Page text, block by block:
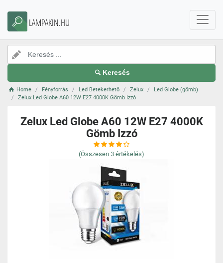
LAMPAKIN.HU
Keresés
Home Fényforrás Led Betekerhető Zelux
Led Globe (gömb)
Zelux Led Globe A60 12W E27 4000K Gömb Izzó
Zelux Led Globe A60 12W E27 4000K
Gömb Izzó
(Összesen 3 értékelés)